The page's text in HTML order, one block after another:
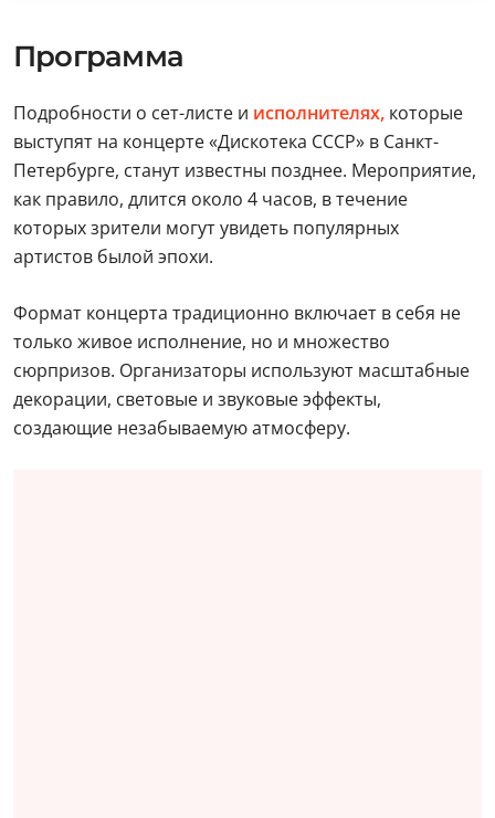
Программа
Подробности о сет-листе и исполнителях, которые
выступят на концерте «Дискотека СССР» в Санкт-
Петербурге, станут известны позднее. Мероприятие,
как правило, длится около 4 часов, в течение
которых зрители могут увидеть популярных
артистов былой эпохи.
Формат концерта традиционно включает в себя не
только живое исполнение, но и множество
сюрпризов. Организаторы используют масштабные
декорации, световые и звуковые эффекты,
создающие незабываемую атмосферу.